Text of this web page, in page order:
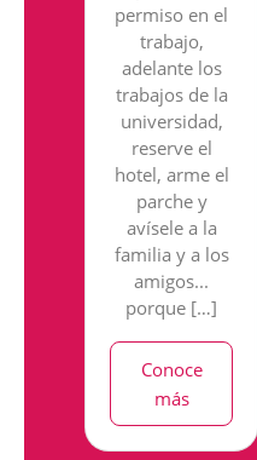
permiso en el
trabajo,
adelante los
trabajos de la
universidad,
reserve el
hotel, arme el
parche y
avísele a la
familia y a los
amigos...
porque […]
Conoce
más